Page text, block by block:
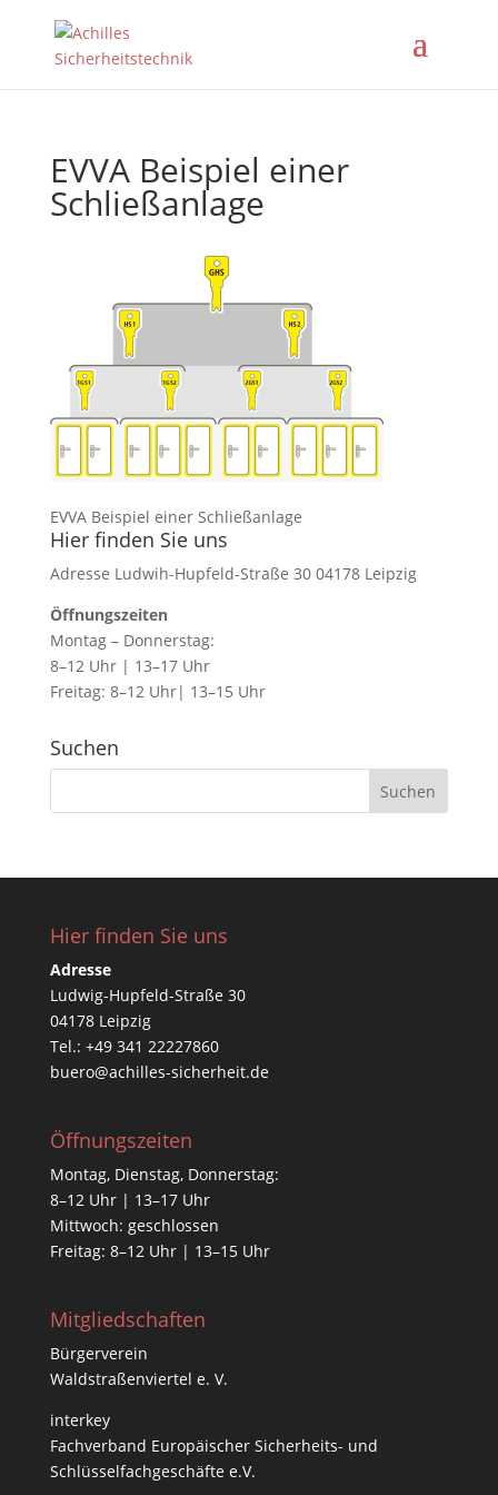
EVVA Beispiel einer
Schließanlage
EVVA Beispiel einer Schließanlage
Hier finden Sie uns
Adresse Ludwih-Hupfeld-Straße 30 04178 Leipzig
Öffnungszeiten
Montag – Donnerstag:
8–12 Uhr | 13–17 Uhr
Freitag: 8–12 Uhr| 13–15 Uhr
Suchen
Hier finden Sie uns
Adresse
Ludwig-Hupfeld-Straße 30
04178 Leipzig
Tel.: +49 341 22227860
buero@achilles-sicherheit.de
Öffnungszeiten
Montag, Dienstag, Donnerstag:
8–12 Uhr | 13–17 Uhr
Mittwoch: geschlossen
Freitag: 8–12 Uhr | 13–15 Uhr
Mitgliedschaften
Bürgerverein
Waldstraßenviertel e. V.
interkey
Fachverband Europäischer Sicherheits- und
Schlüsselfachgeschäfte e.V.